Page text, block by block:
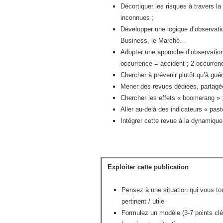
Décortiquer les risques à travers
inconnues ;
Développer une logique
Business, le Marché…
Adopter une approche
occurrence = accident ; 2
Chercher à prévenir plutôt qu’à
Mener des revues dédiées,
Chercher les effets « boomerang »
Aller au-delà des indicateurs «
Intégrer cette revue à la
Exploiter cette publication
Pensez à une situation qui vous
pertinent / utile
Formulez un modèle (3-7 points